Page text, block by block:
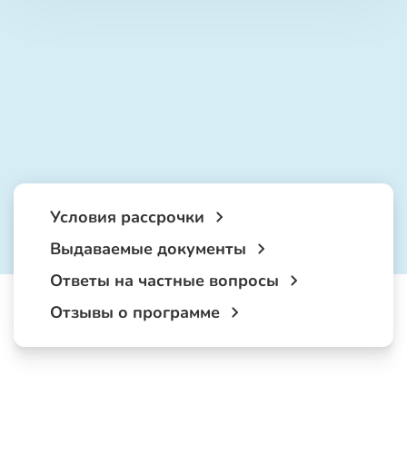
Условия рассрочки
Выдаваемые документы
Ответы на частные вопросы
Отзывы о программе